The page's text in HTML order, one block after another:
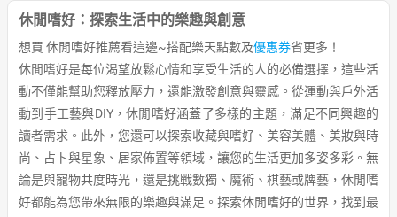
休閒嗜好：探索生活中的樂趣與創意
想買 休閒嗜好推薦看這邊~搭配樂天點數及優惠券省更多！
休閒嗜好是每位渴望放鬆心情和享受生活的人的必備選擇，這些活
動不僅能幫助您釋放壓力，還能激發創意與靈感。從運動與戶外活
動到手工藝與DIY，休閒嗜好涵蓋了多樣的主題，滿足不同興趣的
讀者需求。此外，您還可以探索收藏與嗜好、美容美體、美妝與時
尚、占卜與星象、居家佈置等領域，讓您的生活更加多姿多彩。無
論是與寵物共度時光，還是挑戰數獨、魔術、棋藝或牌藝，休閒嗜
好都能為您帶來無限的樂趣與滿足。探索休閒嗜好的世界，找到最